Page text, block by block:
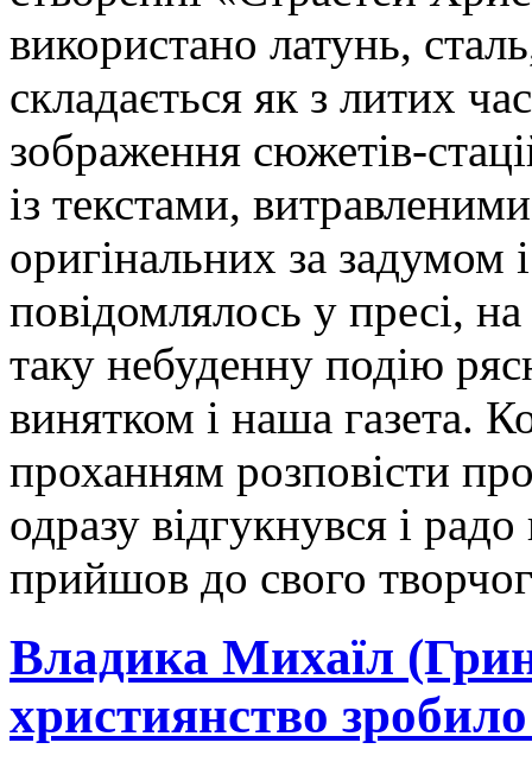
використано латунь,
складається як з литих
зображення сюжетів-
із текстами,
оригінальних за задумом
повідомлялось у пресі,
таку небуденну подію
винятком і наша газета.
проханням розповісти
одразу відгукнувся і
прийшов до свого
Владика Михаїл
християнство